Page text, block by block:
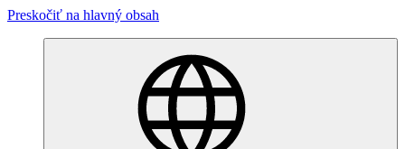
Preskočiť na hlavný obsah